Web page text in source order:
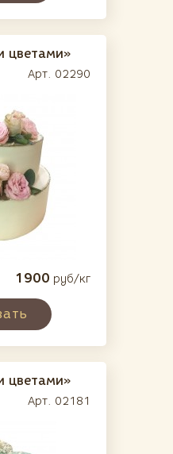
цветами»
Арт. 02290
1900 руб/кг
цветами»
Арт. 02181